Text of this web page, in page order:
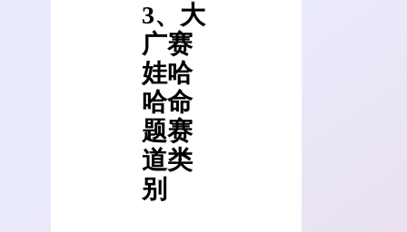
3、大
广赛
娃哈
哈命
题赛
道类
别